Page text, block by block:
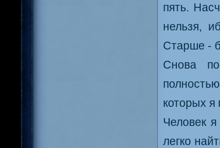
пять.
нельзя,
Старше -
Снова
которых
Человек
легко